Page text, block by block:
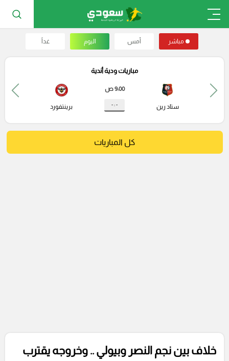
مباشر أمس اليوم غداً
مباريات ودية أندية
ستاد رين
9:00 ص
- : - برينتفورد
كل المباريات
خلاف بين نجم النصر وبيولي .. وخروجه يقترب